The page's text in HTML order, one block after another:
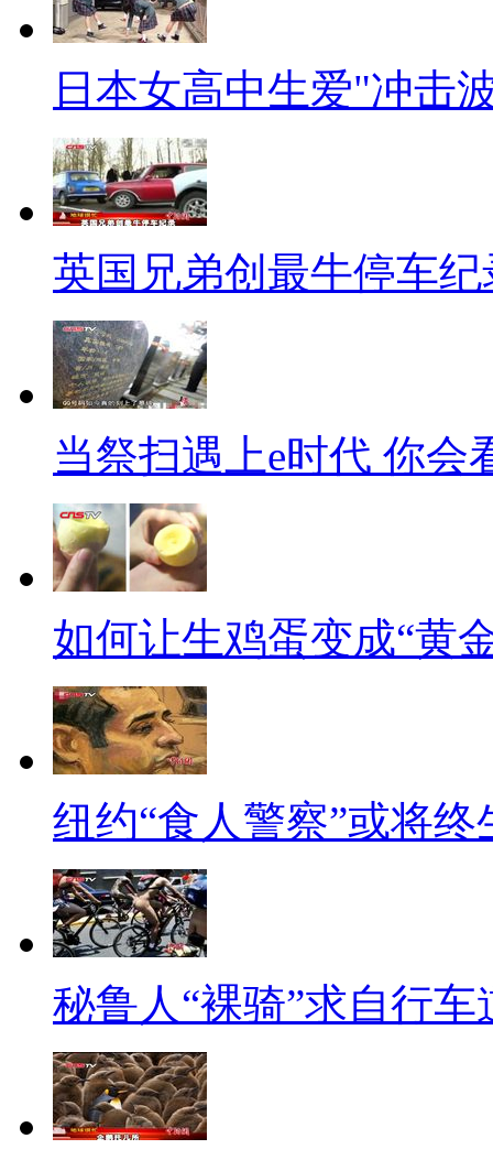
是活生生的个体，都是血肉浇
值，应该受到同样的尊重，在
反腐是必须要做的事，但不
性。做人是做事的根本，否则
处非理智的丑恶欲望。
【口播】生命应超越美丑、
派、政治，应超越善恶、正邪
信条，请勿对普通的生命蔑视
漠，让人心变质。请给以生命
【标题】那些在中国节目走
【口播】网上曾流传这样一
四六级！到了考听力的时候全
放一遍”。在很多人看来，这
用《双截棍》和大家飙中文的
红歌也是声情并茂。
【解说】
郝歌，真名叫伊曼纽尔•乌维
国籍。郝歌的嗓音极富魅力、
的一致好评，并签约刘欢音乐
夺得《星光大道》第一个月冠
伊恩•英格利斯，唱中国革命
国红歌会》到登上东方卫视的
断递增。《社会主义好》、《
日本女高中生爱"冲击
英国兄弟创最牛停车纪
当祭扫遇上e时代 你会
如何让生鸡蛋变成“黄
纽约“食人警察”或将终
秘鲁人“裸骑”求自行车